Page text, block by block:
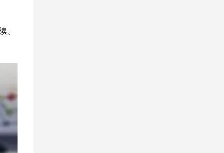
。